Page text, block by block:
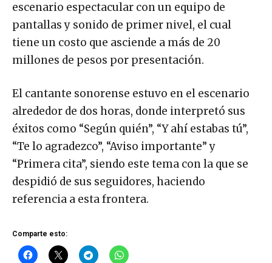
escenario espectacular con un equipo de
pantallas y sonido de primer nivel, el cual
tiene un costo que asciende a más de 20
millones de pesos por presentación.
El cantante sonorense estuvo en el escenario
alrededor de dos horas, donde interpretó sus
éxitos como “Según quién”, “Y ahí estabas tú”,
“Te lo agradezco”, “Aviso importante” y
“Primera cita”, siendo este tema con la que se
despidió de sus seguidores, haciendo
referencia a esta frontera.
Comparte esto: